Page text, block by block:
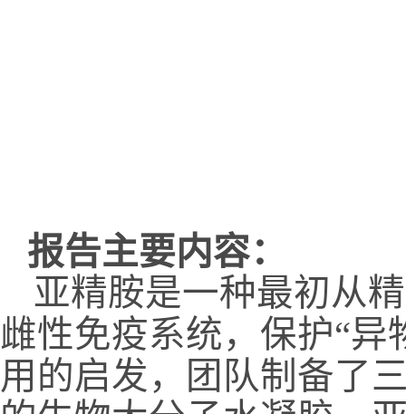
报告主要内容：
亚精胺是一种最初从
雌性免疫系统，保护“
用的启发，团队制备了